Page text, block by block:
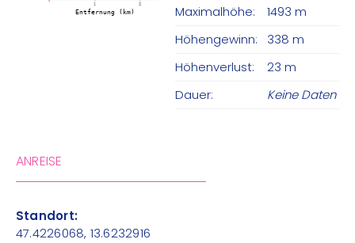
1 2
Entfernung (km)
Maximalhöhe:
1493 m
Höhengewinn:
338 m
Höhenverlust:
23 m
Dauer:
Keine Daten
ANREISE
Standort:
47.4226068, 13.6232916